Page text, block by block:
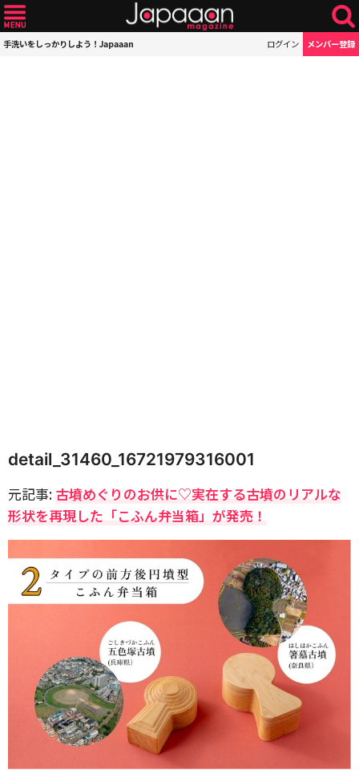
手洗いをしっかりしよう！Japaaan ログイン メンバー登録
detail_31460_16721979316001
元記事: 古墳めぐりのお供に♡実在する古墳のリアルな
形状を再現した「こふん弁当箱」が発売！